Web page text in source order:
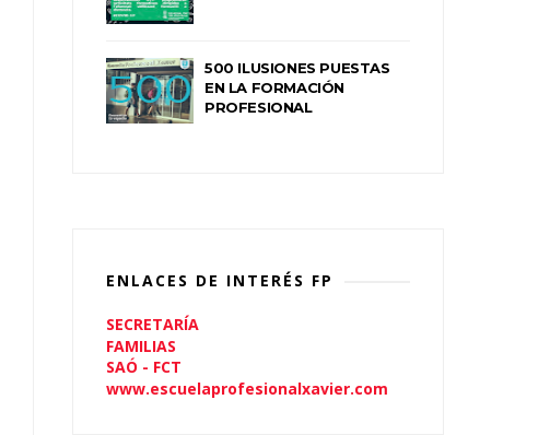
500 ILUSIONES PUESTAS
EN LA FORMACIÓN
PROFESIONAL
ENLACES DE INTERÉS FP
SECRETARÍA
FAMILIAS
SAÓ - FCT
www.escuelaprofesionalxavier.com